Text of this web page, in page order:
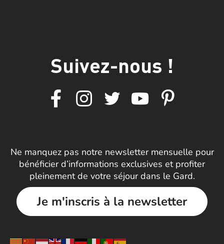
Suivez-nous !
Ne manquez pas notre newsletter mensuelle pour
bénéficier d’informations exclusives et profiter
pleinement de votre séjour dans le Gard.
Je m'inscris à la newsletter